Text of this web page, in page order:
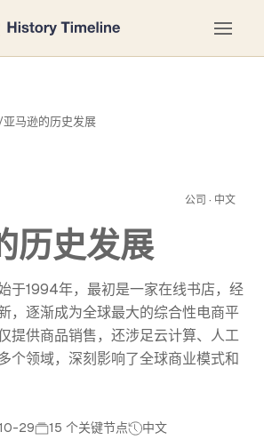
/亚马逊的历史发展
公司 · 中文
历史发展
于1994年，最初是一家在线书店，经
，逐渐成为全球最大的综合性电商平
提供商品销售，还涉足云计算、人工
个领域，深刻影响了全球商业模式和
29 15 个关键节点 中文